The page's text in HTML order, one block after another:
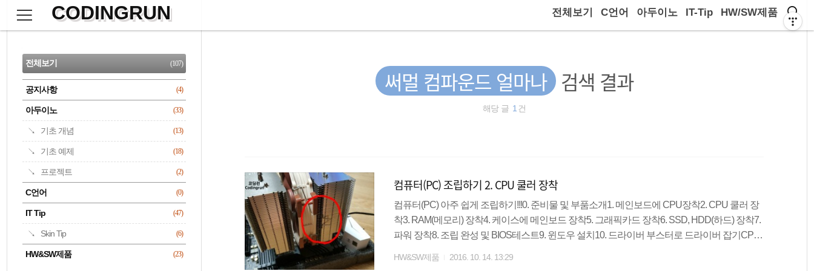
으
CODINGRUN 전체보기 C언어 아두이노 IT-Tip HW/SW제품
써멀 컴파운드 얼마나 검색 결과
해당 글 1 건
컴퓨터(PC) 조립하기 2. CPU 쿨러 장착
컴퓨터(PC) 아주 쉽게 조립하기!!!0. 준비물 및 부품소개1. 메인보드에 CPU장착2. CPU 쿨러 장
착3. RAM(메모리) 장착4. 케이스에 메인보드 장착5. 그래픽카드 장착6. SSD, HDD(하드) 장착7.
파워 장착8. 조립 완성 및 BIOS테스트9. 윈도우 설치10. 드라이버 부스터로 드라이버 잡기CPU
HW&SW제품 2016. 10. 14. 13:29
CATEGORY
전체보기 (107)
공지사항 (4)
아두이노 (33)
기초 개념 (13)
기초 예제 (18)
프로젝트 (2)
C언어 (0)
IT Tip (47)
Skin Tip (6)
HW&SW제품 (23)
검